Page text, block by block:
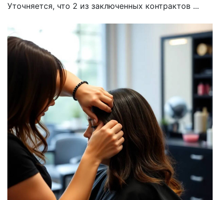
Уточняется, что 2 из заключенных контрактов ...